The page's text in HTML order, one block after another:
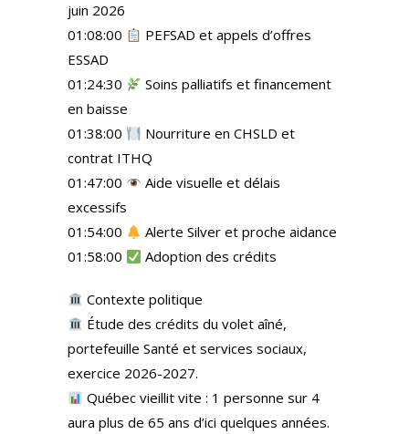
juin 2026
01:08:00
PEFSAD et appels d’offres
ESSAD
01:24:30
Soins palliatifs et financement
en baisse
01:38:00
Nourriture en CHSLD et
contrat ITHQ
01:47:00
Aide visuelle et délais
excessifs
01:54:00
Alerte Silver et proche aidance
01:58:00
Adoption des crédits
Contexte politique
Étude des crédits du volet aîné,
portefeuille Santé et services sociaux,
exercice 2026-2027.
Québec vieillit vite : 1 personne sur 4
aura plus de 65 ans d’ici quelques années.